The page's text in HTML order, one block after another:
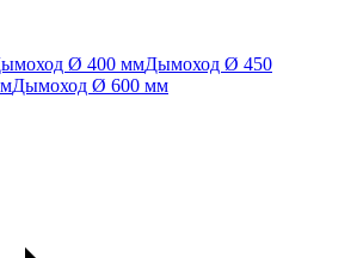
Ø 400 ммДымоход Ø 450
Дымоход Ø 600 мм